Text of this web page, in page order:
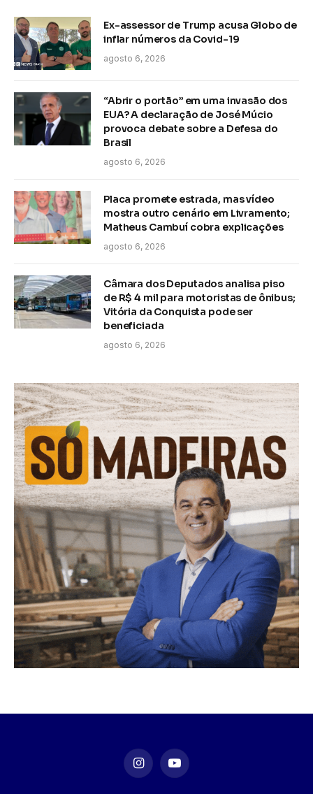
Ex-assessor de Trump acusa Globo de
inflar números da Covid-19
agosto 6, 2026
“Abrir o portão” em uma invasão dos
EUA? A declaração de José Múcio
provoca debate sobre a Defesa do
Brasil
agosto 6, 2026
Placa promete estrada, mas vídeo
mostra outro cenário em Livramento;
Matheus Cambuí cobra explicações
agosto 6, 2026
Câmara dos Deputados analisa piso
de R$ 4 mil para motoristas de ônibus;
Vitória da Conquista pode ser
beneficiada
agosto 6, 2026
InstagramYouTube